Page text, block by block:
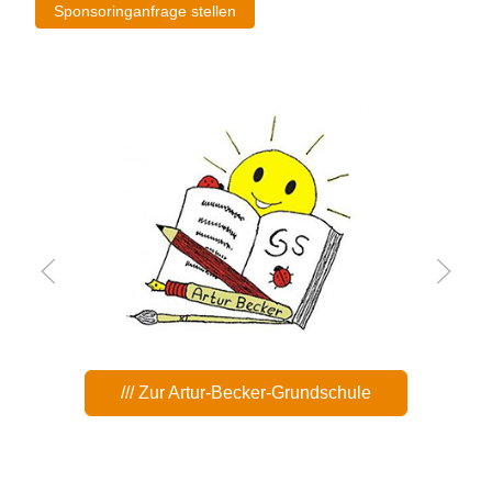
Sponsoringanfrage stellen
/// Zum TSV 62 Prenzlau